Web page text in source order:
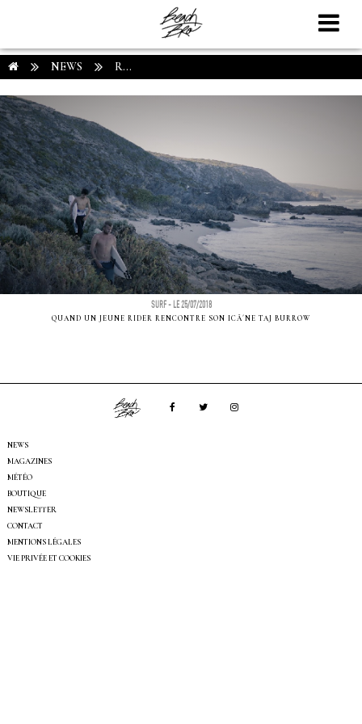
NEWS R...
SURF - LE 25/07/2018
QUAND UN JEUNE RIDER RENCONTRE SON ICÃ´NE TAJ BURROW
NEWS
MAGAZINES
MÉTÉO
BOUTIQUE
NEWSLETTER
CONTACT
MENTIONS LÉGALES
VIE PRIVÉE ET COOKIES